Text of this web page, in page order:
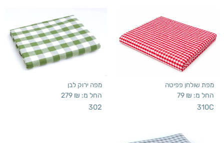
מפת שולחן פפיטה
החל מ: 79 ₪
310C
מפה ירוק לבן
החל מ: 279 ₪
302